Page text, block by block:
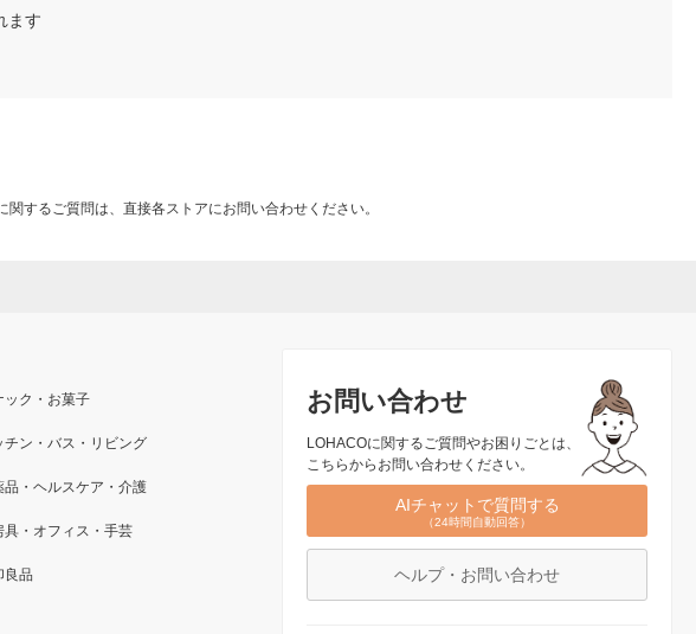
ます
するご質問は、直接各ストアにお問い合わせください。
お問い合わせ
LOHACOに関するご質問やお困りごとは、
こちらからお問い合わせください。
AIチャットで質問する
（24時間自動回答）
ヘルプ・お問い合わせ
ック・お菓子
チン・バス・リビング
品・ヘルスケア・介護
具・オフィス・手芸
良品